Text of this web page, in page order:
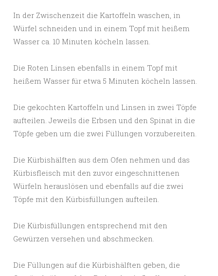
In der Zwischenzeit die Kartoffeln waschen, in
Würfel schneiden und in einem Topf mit heißem
Wasser ca. 10 Minuten köcheln lassen.
Die Roten Linsen ebenfalls in einem Topf mit
heißem Wasser für etwa 5 Minuten köcheln lassen.
Die gekochten Kartoffeln und Linsen in zwei Töpfe
aufteilen. Jeweils die Erbsen und den Spinat in die
Töpfe geben um die zwei Füllungen vorzubereiten.
Die Kürbishälften aus dem Ofen nehmen und das
Kürbisfleisch mit den zuvor eingeschnittenen
Würfeln herauslösen und ebenfalls auf die zwei
Töpfe mit den Kürbisfüllungen aufteilen.
Die Kürbisfüllungen entsprechend mit den
Gewürzen versehen und abschmecken.
Die Füllungen auf die Kürbishälften geben, die